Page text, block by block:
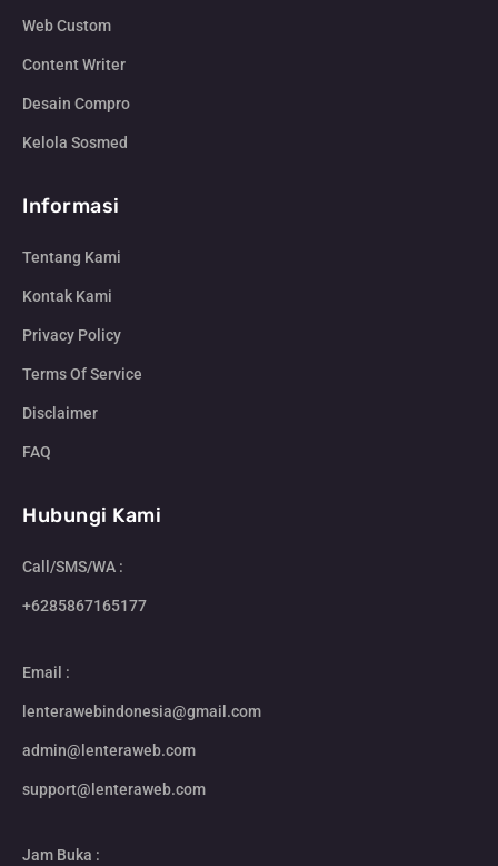
Web Custom
Content Writer
Desain Compro
Kelola Sosmed
Informasi
Tentang Kami
Kontak Kami
Privacy Policy
Terms Of Service
Disclaimer
FAQ
Hubungi Kami
Call/SMS/WA :
+6285867165177
Email :
lenterawebindonesia@gmail.com
admin@lenteraweb.com
support@lenteraweb.com
Jam Buka :